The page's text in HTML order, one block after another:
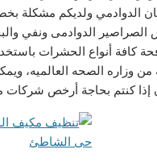
الدوادمي ولديكم مشكلة
الدوادمى ونفي
أنواع الحشرات
وزاره الصحه العالميه،
إذا كنتم بحاجة أرخص شركات